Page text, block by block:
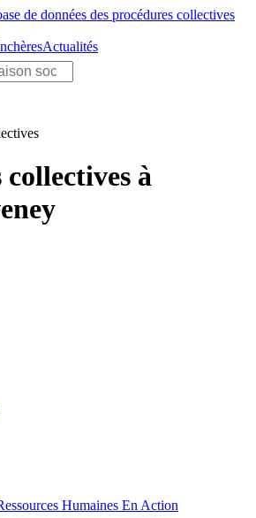
de données des procédures collectives
Actualités
à
Humaines En Action